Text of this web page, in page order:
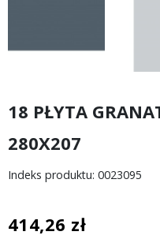
18 PŁYTA
280X207
Indeks produktu: 0023095
414,26 zł